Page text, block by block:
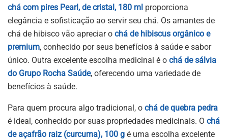
chá com pires Pearl, de cristal, 180 ml proporciona
elegância e sofisticação ao servir seu chá. Os amantes de
chá de hibisco vão apreciar o chá de hibiscus orgânico e
premium, conhecido por seus benefícios à saúde e sabor
único. Outra excelente escolha medicinal é o chá de sálvia
do Grupo Rocha Saúde, oferecendo uma variedade de
benefícios à saúde.
Para quem procura algo tradicional, o chá de quebra pedra
é ideal, conhecido por suas propriedades medicinais. O chá
de açafrão raiz (curcuma), 100 g é uma escolha excelente